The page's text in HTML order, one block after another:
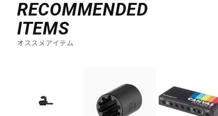
RECOMMENDED
ITEMS
オススメアイテム